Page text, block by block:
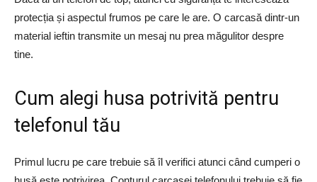
protecția și aspectul frumos pe care le are. O carcasă dintr-un
material ieftin transmite un mesaj nu prea măgulitor despre
tine.
Cum alegi husa potrivită pentru
telefonul tău
Primul lucru pe care trebuie să îl verifici atunci când cumperi o